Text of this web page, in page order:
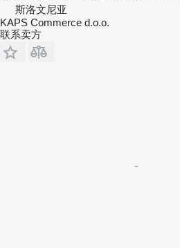
斯洛文尼亚
KAPS Commerce d.o.o.
联系卖方